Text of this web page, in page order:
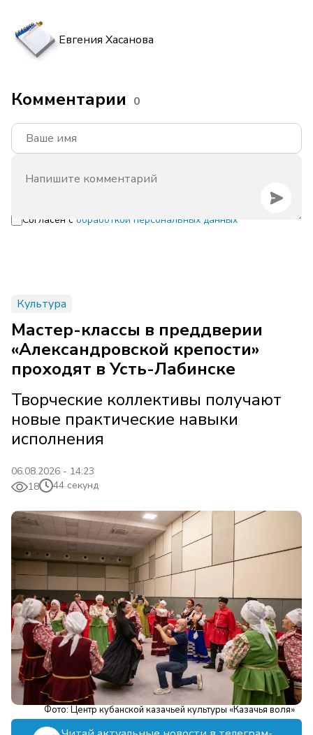
Евгения Хасанова
Комментарии 0
Согласен с обработкой персональных данных
Культура
Мастер-классы в преддверии
«Александровской крепости»
проходят в Усть-Лабинске
Творческие коллективы получают
новые практические навыки
исполнения
06.08.2026 - 14:23
18
44 секунд
Фото: Центр кубанской казачьей культуры «Казачья воля»